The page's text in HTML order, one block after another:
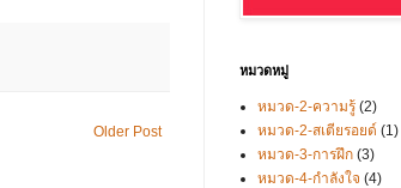
Older Post
หมวดหมู่
หมวด-2-ความรู้ (2)
หมวด-2-สเตียรอยด์ (1)
หมวด-3-การฝึก (3)
หมวด-4-กำลังใจ (4)